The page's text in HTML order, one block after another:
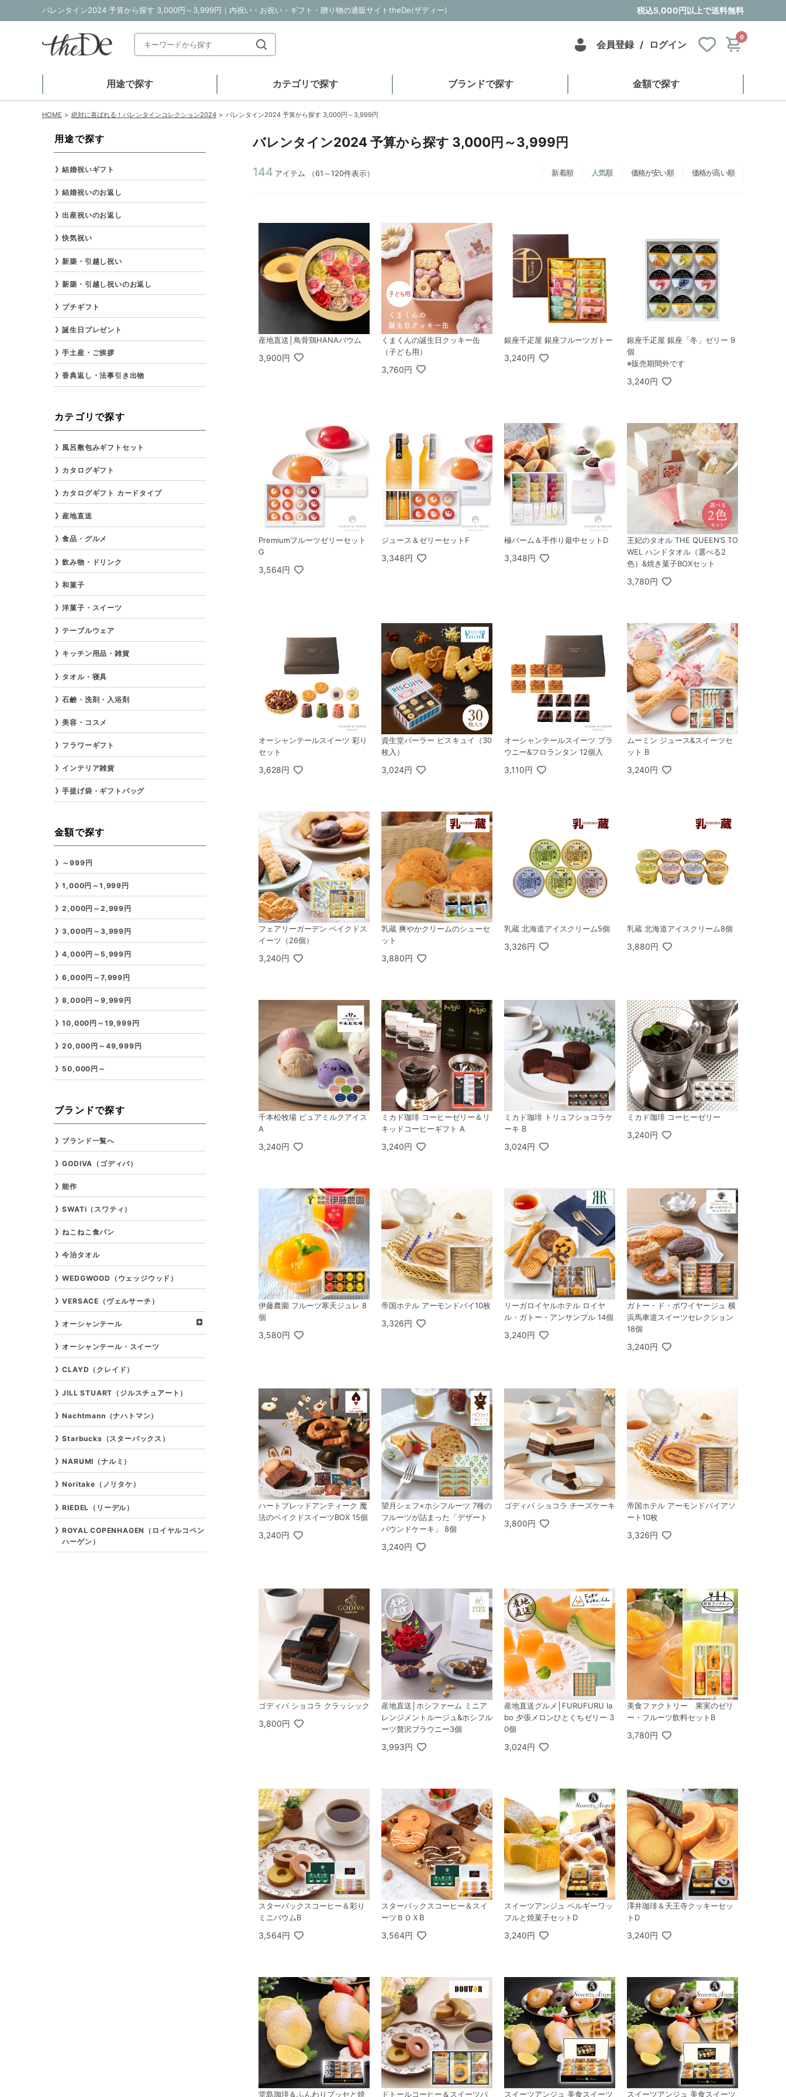
バレンタイン2024 予算から探す 3,000円～3,999円｜内祝い・お祝い・ギフト・贈り物の通販サイトtheDe(ザディー) 税込5,000円以上で送料無料
会員登録 / ログイン
0
用途で探す カテゴリで探す ブランドで探す 金額で探す
HOME 絶対に喜ばれる！バレンタインコレクション2024 バレンタイン2024 予算から探す 3,000円～3,999円
バレンタイン2024 予算から探す 3,000円～3,999円
144 アイテム （61～120件表示） 新着順 人気順 価格が安い順 価格が高い順
産地直送│鳥骨鶏HANAバウム
3,900円
くまくんの誕生日クッキー缶
（子ども用）
3,760円
銀座千疋屋 銀座フルーツガトー
3,240円
銀座千疋屋 銀座「冬」ゼリー 9
個
※販売期間外です
3,240円
Premiumフルーツゼリーセット
G
3,564円
ジュース＆ゼリーセットF
3,348円
極バーム＆手作り最中セットD
3,348円
王妃のタオル THE QUEEN’S TO
WEL ハンドタオル（選べる2
色）&焼き菓子BOXセット
3,780円
オーシャンテールスイーツ 彩り
セット
3,628円
資生堂パーラー ビスキュイ（30
枚入）
3,024円
オーシャンテールスイーツ ブラ
ウニー&フロランタン 12個入
3,110円
ムーミン ジュース&スイーツセ
ット B
3,240円
フェアリーガーデン ベイクドス
イーツ（26個）
3,240円
乳蔵 爽やかクリームのシューセ
ット
3,880円
乳蔵 北海道アイスクリーム5個
3,326円
乳蔵 北海道アイスクリーム8個
3,880円
千本松牧場 ピュアミルクアイス
A
3,240円
ミカド珈琲 コーヒーゼリー＆リ
キッドコーヒーギフト A
3,240円
ミカド珈琲 トリュフショコラケ
ーキ B
3,024円
ミカド珈琲 コーヒーゼリー
3,240円
伊藤農園 フルーツ寒天ジュレ 8
個
3,580円
帝国ホテル アーモンドパイ10枚
3,326円
リーガロイヤルホテル ロイヤ
ル・ガトー・アンサンブル 14個
3,240円
ガトー・ド・ボワイヤージュ 横
浜馬車道スイーツセレクション
18個
3,240円
ハートブレッドアンティーク 魔
法のベイクドスイーツBOX 15個
3,240円
望月シェフ×ホシフルーツ 7種の
フルーツが詰まった「デザート
パウンドケーキ」 8個
3,240円
ゴディバ ショコラ チーズケーキ
3,800円
帝国ホテル アーモンドパイアソ
ート10枚
3,326円
ゴディバ ショコラ クラッシック
3,800円
産地直送│ホシファーム ミニア
レンジメントルージュ&ホシフル
ーツ贅沢ブラウニー3個
3,993円
産地直送グルメ│FURUFURU la
bo 夕張メロンひとくちゼリー 3
0個
3,024円
美食ファクトリー 果実のゼリ
ー・フルーツ飲料セットB
3,780円
スターバックスコーヒー＆彩り
ミニバウムB
3,564円
スターバックスコーヒー＆スイ
ーツＢＯＸB
3,564円
スイーツアンジュ ベルギーワッ
フルと焼菓子セットD
3,240円
澤井珈琲＆天王寺クッキーセッ
トD
3,240円
堂島珈琲＆ふんわりブッセと焼 ドトールコーヒー＆スイーツバ スイーツアンジュ 美食スイーツ スイーツアンジュ 美食スイーツ
用途で探す
結婚祝いギフト
結婚祝いのお返し
出産祝いのお返し
快気祝い
新築・引越し祝い
新築・引越し祝いのお返し
プチギフト
誕生日プレゼント
手土産・ご挨拶
香典返し・法事引き出物
カテゴリで探す
風呂敷包みギフトセット
カタログギフト
カタログギフト カードタイプ
産地直送
食品・グルメ
飲み物・ドリンク
和菓子
洋菓子・スイーツ
テーブルウェア
キッチン用品・雑貨
タオル・寝具
石鹸・洗剤・入浴剤
美容・コスメ
フラワーギフト
インテリア雑貨
手提げ袋・ギフトバッグ
金額で探す
～999円
1,000円～1,999円
2,000円～2,999円
3,000円～3,999円
4,000円～5,999円
6,000円～7,999円
8,000円～9,999円
10,000円～19,999円
20,000円～49,999円
50,000円～
ブランドで探す
ブランド一覧へ
GODIVA（ゴディバ）
能作
SWATi（スワティ）
ねこねこ食パン
今治タオル
WEDGWOOD（ウェッジウッド）
VERSACE（ヴェルサーチ）
オーシャンテール
オーシャンテール・スイーツ
CLAYD（クレイド）
JILL STUART（ジルスチュアート）
Nachtmann（ナハトマン）
Starbucks（スターバックス）
NARUMI（ナルミ）
Noritake（ノリタケ）
RIEDEL（リーデル）
ROYAL COPENHAGEN（ロイヤルコペン
ハーゲン）